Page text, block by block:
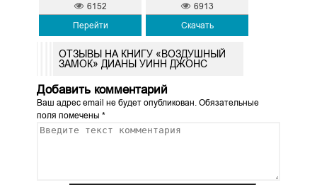
Перейти
6152
Скачать
6913
ОТЗЫВЫ НА КНИГУ «ВОЗДУШНЫЙ
ЗАМОК» ДИАНЫ УИНН ДЖОНС
Добавить комментарий
Ваш адрес email не будет опубликован. Обязательные
поля помечены *